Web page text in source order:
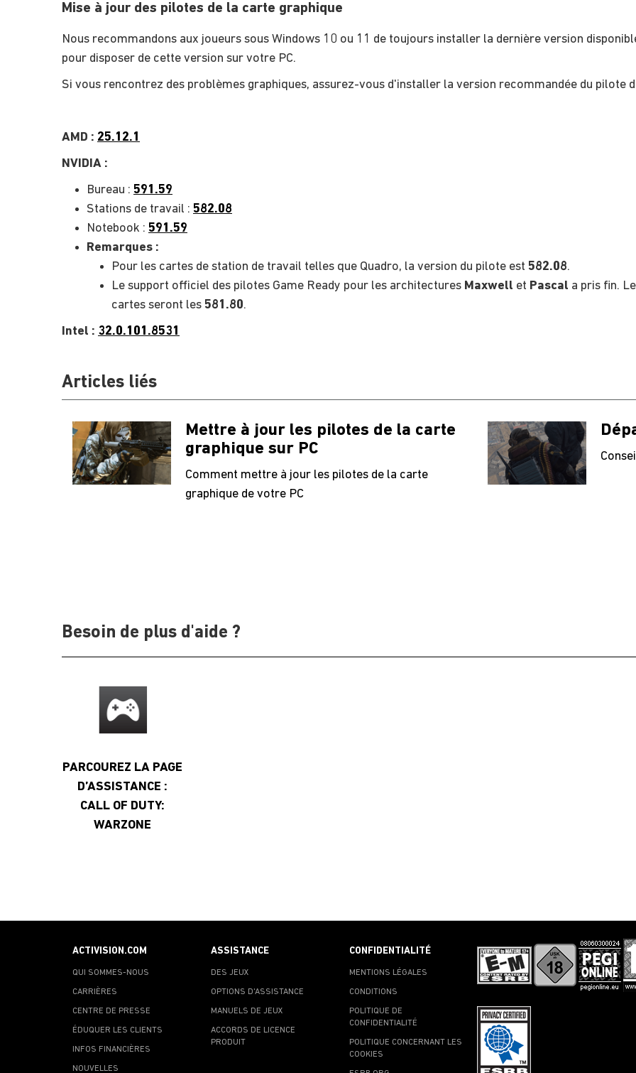
Mise à jour des pilotes de la carte graphique
Nous recommandons aux joueurs sous Windows 10 ou 11 de toujours installer la dernière version
pour disposer de cette version sur votre PC.
Si vous rencontrez des problèmes graphiques, assurez-vous d'installer la version recommandée du pilote
AMD : 25.12.1
NVIDIA :
Bureau : 591.59
Stations de travail : 582.08
Notebook : 591.59
Remarques :
Pour les cartes de station de travail telles que Quadro, la version du pilote est 582.08.
Le support officiel des pilotes Game Ready pour les architectures Maxwell et Pascal a pris fin.
cartes seront les 581.80.
Intel : 32.0.101.8531
Articles liés
Mettre à jour les pilotes de la carte
graphique sur PC
Comment mettre à jour les pilotes de la carte
graphique de votre PC
Besoin de plus d'aide ?
PARCOUREZ LA PAGE
D’ASSISTANCE :
CALL OF DUTY:
WARZONE
ACTIVISION.COM
QUI SOMMES-NOUS
CARRIÈRES
CENTRE DE PRESSE
ÉDUQUER LES CLIENTS
INFOS FINANCIÈRES
NOUVELLES
ASSISTANCE
DES JEUX
OPTIONS D'ASSISTANCE
MANUELS DE JEUX
ACCORDS DE LICENCE
PRODUIT
CONFIDENTIALITÉ
MENTIONS LÉGALES
CONDITIONS
POLITIQUE DE
CONFIDENTIALITÉ
POLITIQUE CONCERNANT LES
COOKIES